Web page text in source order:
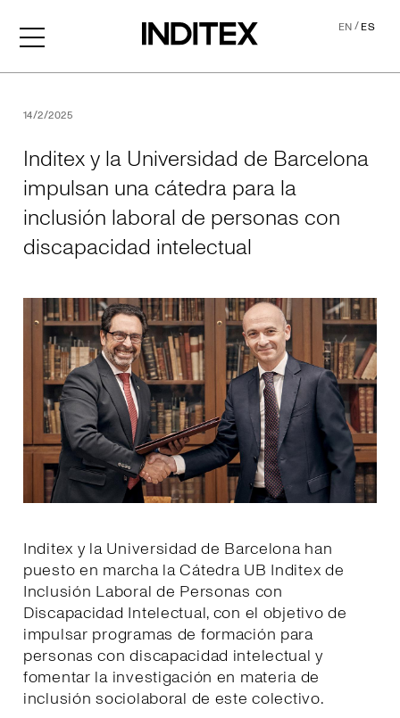
EN/ES
14/2/2025
Inditex y la Universidad de Barcelona
impulsan una cátedra para la
inclusión laboral de personas con
discapacidad intelectual
Inditex y la Universidad de Barcelona han
puesto en marcha la Cátedra UB Inditex de
Inclusión Laboral de Personas con
Discapacidad Intelectual, con el objetivo de
impulsar programas de formación para
personas con discapacidad intelectual y
fomentar la investigación en materia de
inclusión sociolaboral de este colectivo.